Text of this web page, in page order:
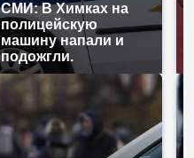
СМИ: В Химках на
полицейскую
машину напали и
подожгли.